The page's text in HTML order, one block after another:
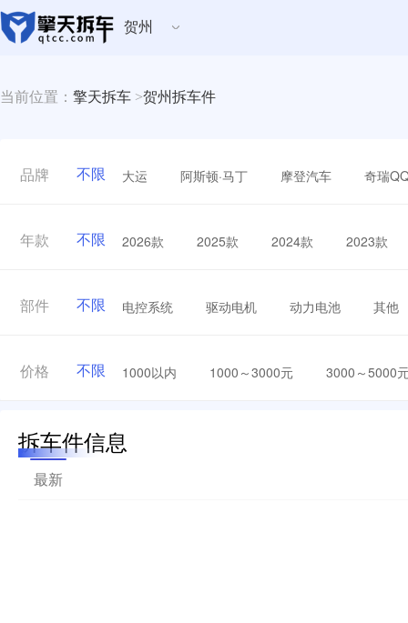
贺州
当前位置： 擎天拆车 >贺州拆车件
品牌 不限 大运 阿斯顿·马丁 摩登汽车 奇瑞
年款 不限 2026款 2025款 2024款 2023款
部件 不限 电控系统 驱动电机 动力电池 其他
价格 不限 1000以内 1000～3000元 3000～5000
拆车件信息
最新